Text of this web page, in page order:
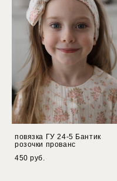
повязка ГУ 24-5 Бантик
розочки прованс
450 pуб.